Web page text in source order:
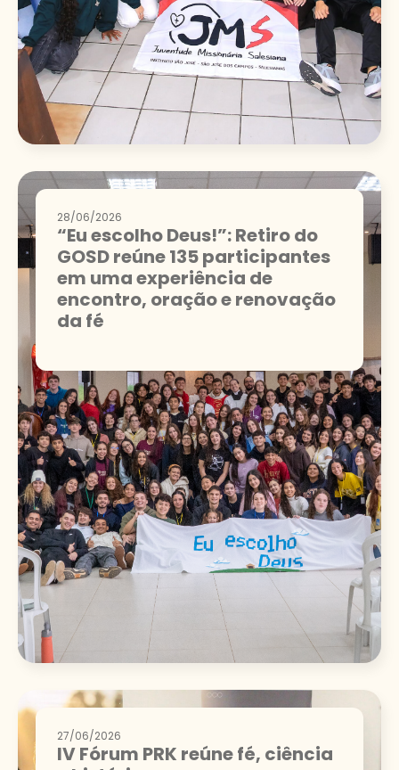
28/06/2026
“Eu escolho Deus!”: Retiro do
GOSD reúne 135 participantes
em uma experiência de
encontro, oração e renovação
da fé
27/06/2026
IV Fórum PRK reúne fé, ciência